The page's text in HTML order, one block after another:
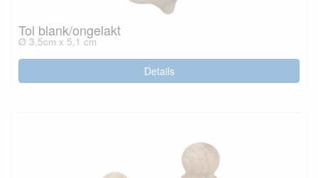
Tol blank/ongelakt
Ø 3,5cm x 5,1 cm
Details